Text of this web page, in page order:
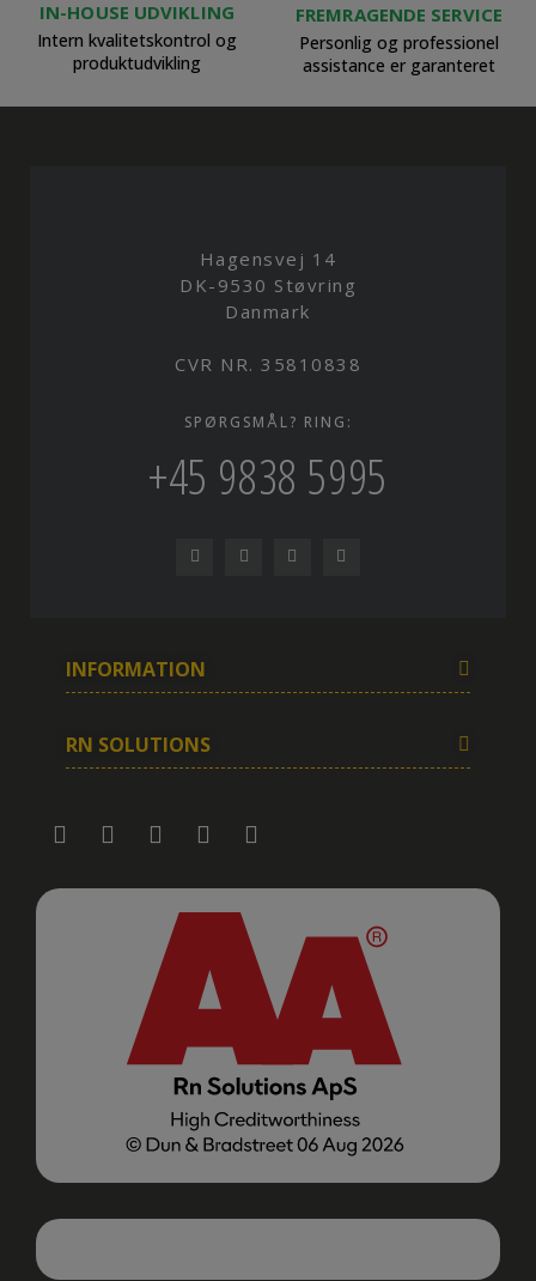
IN-HOUSE UDVIKLING
Intern kvalitetskontrol og
produktudvikling
FREMRAGENDE SERVICE
Personlig og professionel
assistance er garanteret
Hagensvej 14
DK-9530 Støvring
Danmark
CVR NR. 35810838
SPØRGSMÅL? RING:
+45 9838 5995
INFORMATION
RN SOLUTIONS